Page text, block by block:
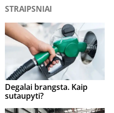
STRAIPSNIAI
Degalai brangsta. Kaip
sutaupyti?